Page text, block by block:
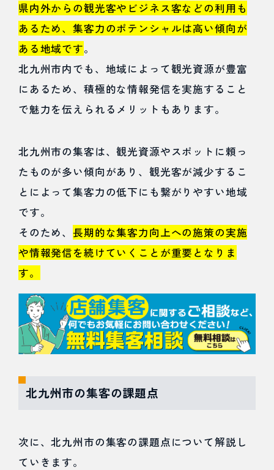
4.2.1
Instagram
4.2.2
Twitter
Facebook
4.2.4
アカウン
ト
4.3
ポータ
ルサイ
トの活
4.4
の利用
県内外からの観光客やビジネス客などの利用も
あるため、集客力のポテンシャルは高い傾向が
ある地域です。
北九州市内でも、地域によって観光資源が豊富
にあるため、積極的な情報発信を実施すること
で魅力を伝えられるメリットもあります。
北九州市の集客は、観光資源やスポットに頼っ
たものが多い傾向があり、観光客が減少するこ
とによって集客力の低下にも繋がりやすい地域
です。
そのため、長期的な集客力向上への施策の実施
や情報発信を続けていくことが重要となりま
す。
北九州市の集客の課題点
次に、北九州市の集客の課題点について解説し
ていきます。